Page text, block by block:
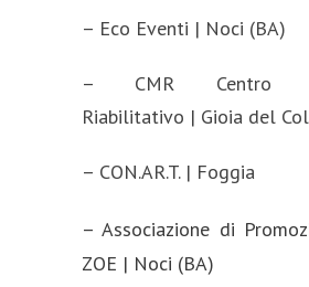
– Eco Eventi | Noci (BA)
– CMR Centro
Riabilitativo | Gioia del
– CON.AR.T. | Foggia
– Associazione di
ZOE | Noci (BA)